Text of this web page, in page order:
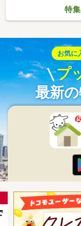
特
お気に
プ
最新